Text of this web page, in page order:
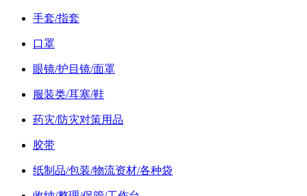
手套/指套
口罩
眼镜/护目镜/面罩
服装类/耳塞/鞋
药灾/防灾对策用品
胶带
纸制品/包装/物流资材/各种袋